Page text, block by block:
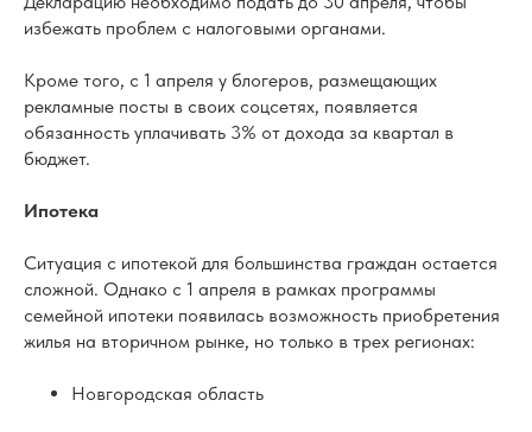
избежать проблем с налоговыми органами.
Кроме того, с 1 апреля у блогеров, размещающих
рекламные посты в своих соцсетях, появляется
обязанность уплачивать 3% от дохода за квартал в
бюджет.
Ипотека
Ситуация с ипотекой для большинства граждан остается
сложной. Однако с 1 апреля в рамках программы
семейной ипотеки появилась возможность приобретения
жилья на вторичном рынке, но только в трех регионах:
Новгородская область